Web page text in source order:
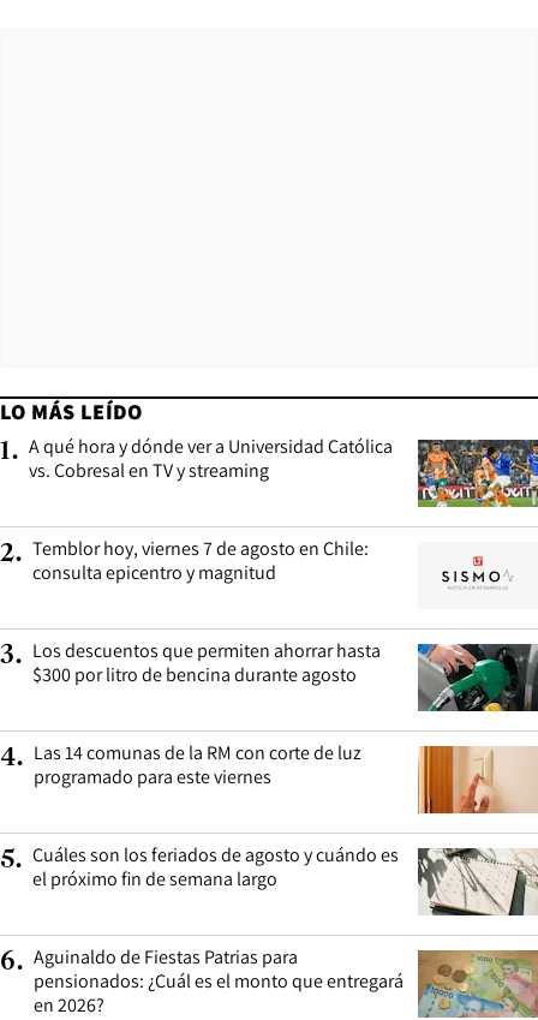
LO MÁS LEÍDO
1. A qué hora y dónde ver a Universidad Católica
vs. Cobresal en TV y streaming
2. Temblor hoy, viernes 7 de agosto en Chile:
consulta epicentro y magnitud
3. Los descuentos que permiten ahorrar hasta
$300 por litro de bencina durante agosto
4. Las 14 comunas de la RM con corte de luz
programado para este viernes
5. Cuáles son los feriados de agosto y cuándo es
el próximo fin de semana largo
6. Aguinaldo de Fiestas Patrias para
pensionados: ¿Cuál es el monto que entregará
en 2026?